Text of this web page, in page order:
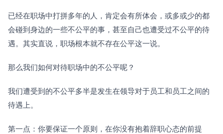
已经在职场中打拼多年的人，肯定会有所体会，或多或少的都
会碰到身边的一些不公平的事，甚至自己也遭受过不公平的待
遇。其实直说，职场根本就不存在公平这一说。
那么我们如何对待职场中的不公平呢？
我们遭受到的不公平多半是发生在领导对于员工和员工之间的
待遇上。
第一点：你要保证一个原则，在你没有抱着辞职心态的前提